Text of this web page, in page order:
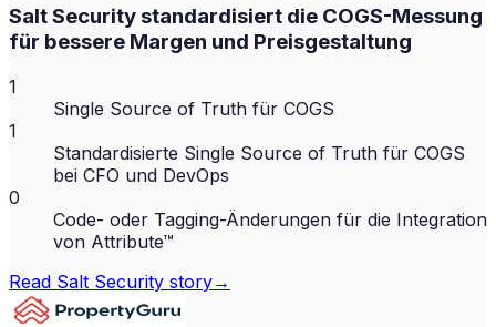
Salt Security standardisiert die COGS-Messung
für bessere Margen und Preisgestaltung
1
Single Source of Truth für COGS
1
Standardisierte Single Source of Truth für COGS
bei CFO und DevOps
0
Code- oder Tagging-Änderungen für die Integration
von Attribute™
Read Salt Security story→